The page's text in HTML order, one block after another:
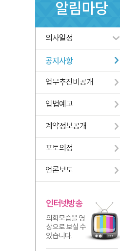
알림마당
의사일정
공지사항
업무추진비공개
입법예고
계약정보공개
포토의정
언론보도
인터넷방송
의회모습을 영
상으로 보실 수
있습니다.